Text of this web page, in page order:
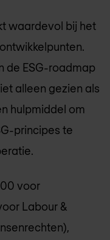
waardevol bij het
de ESG-roadmap
alleen gezien als
hulpmiddel om
principes te
voor
Labour &